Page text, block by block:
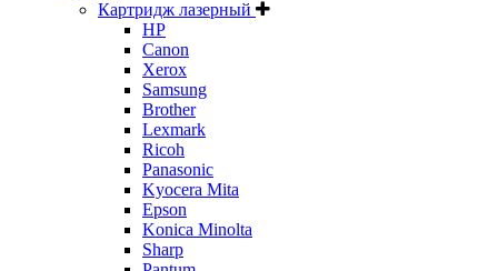
Картридж лазерный
HP
Canon
Xerox
Samsung
Brother
Lexmark
Ricoh
Panasonic
Kyocera Mita
Epson
Konica Minolta
Sharp